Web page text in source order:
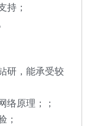
持；
研，能承受较
络原理；；
；